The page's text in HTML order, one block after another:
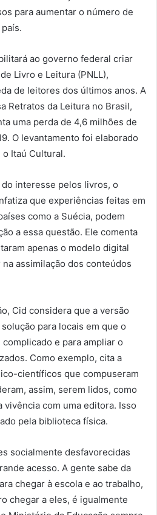
para aumentar o número de
ao governo federal criar
Livro e Leitura (PNLL),
de leitores dos últimos anos. A
Retratos da Leitura no Brasil,
uma perda de 4,6 milhões de
O levantamento foi elaborado
Itaú Cultural.
interesse pelos livros, o
que experiências feitas em
como a Suécia, podem
a essa questão. Ele comenta
apenas o modelo digital
assimilação dos conteúdos
Cid considera que a versão
para locais em que o
e para ampliar o
Como exemplo, cita a
científicos que compuseram
assim, serem lidos, como
com uma editora. Isso
pela biblioteca física.
socialmente desfavorecidas
acesso. A gente sabe da
chegar à escola e ao trabalho,
chegar a eles, é igualmente